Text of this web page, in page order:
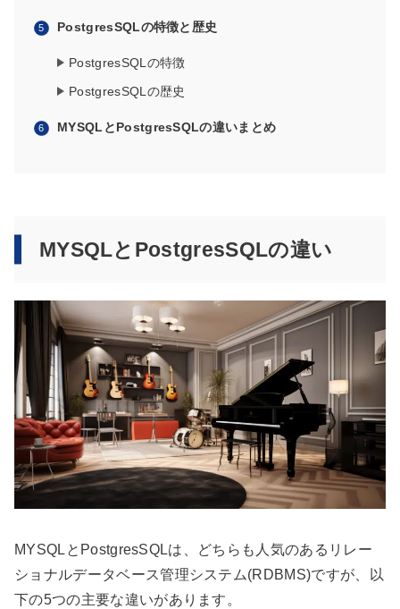
PostgresSQLの特徴と歴史
PostgresSQLの特徴
PostgresSQLの歴史
MYSQLとPostgresSQLの違いまとめ
MYSQLとPostgresSQLの違い
MYSQLとPostgresSQLは、どちらも人気のあるリレー
ショナルデータベース管理システム(RDBMS)ですが、以
下の5つの主要な違いがあります。